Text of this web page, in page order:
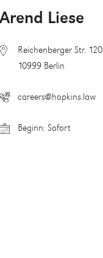
Arend Liese
Reichenberger Str. 120
10999 Berlin
careers@hopkins.law
Beginn: Sofort